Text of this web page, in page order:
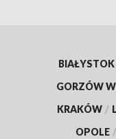
BIAŁYSTOK
GORZÓW
KRAKÓW /
OPOLE /